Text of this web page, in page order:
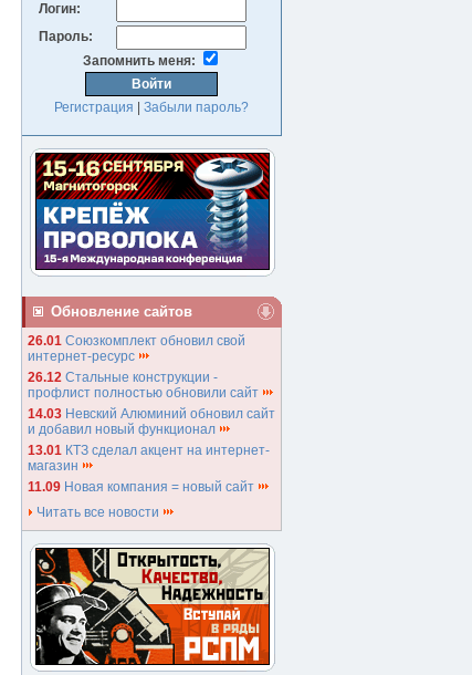
Логин:
Пароль:
Запомнить меня:
Регистрация Забыли пароль?
Обновление сайтов
26.01 Союзкомплект обновил свой
интернет-ресурс
26.12 Стальные конструкции -
профлист полностью обновили сайт
14.03 Невский Алюминий обновил сайт
и добавил новый функционал
13.01 КТЗ сделал акцент на интернет-
магазин
11.09 Новая компания = новый сайт
Читать все новости